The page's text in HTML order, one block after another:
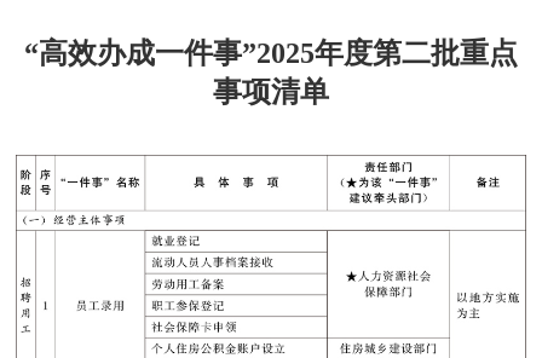
“高效办成一件事”2025年度第二批重点
事项清单